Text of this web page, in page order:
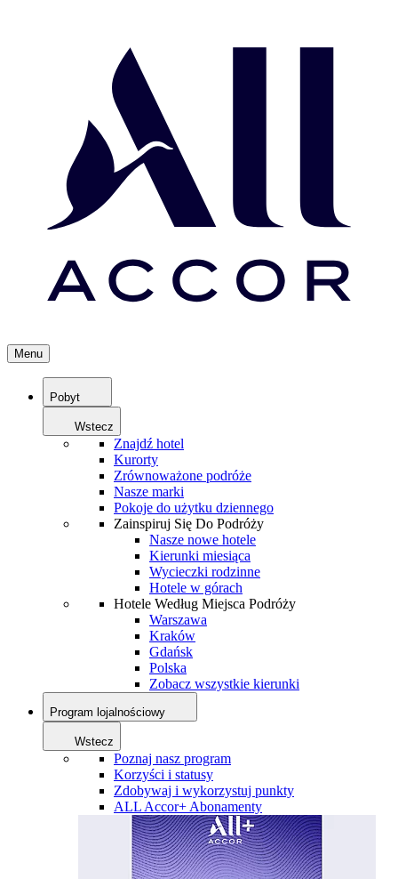
Menu
Pobyt
Wstecz
Znajdź hotel
Kurorty
Zrównoważone podróże
Nasze marki
Pokoje do użytku dziennego
Zainspiruj Się Do Podróży
Nasze nowe hotele
Kierunki miesiąca
Wycieczki rodzinne
Hotele w górach
Hotele Według Miejsca Podróży
Warszawa
Kraków
Gdańsk
Polska
Zobacz wszystkie kierunki
Program lojalnościowy
Wstecz
Poznaj nasz program
Korzyści i statusy
Zdobywaj i wykorzystuj punkty
ALL Accor+ Abonamenty